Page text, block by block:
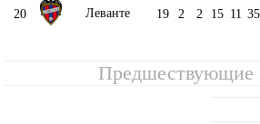
20
Леванте 19 2 2 15 11 35
Предшествующие